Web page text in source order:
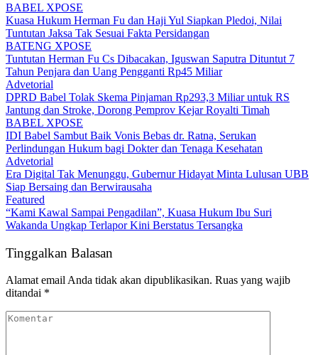
BABEL XPOSE
Kuasa Hukum Herman Fu dan Haji Yul Siapkan Pledoi, Nilai
Tuntutan Jaksa Tak Sesuai Fakta Persidangan
BATENG XPOSE
Tuntutan Herman Fu Cs Dibacakan, Iguswan Saputra Dituntut 7
Tahun Penjara dan Uang Pengganti Rp45 Miliar
Advetorial
DPRD Babel Tolak Skema Pinjaman Rp293,3 Miliar untuk RS
Jantung dan Stroke, Dorong Pemprov Kejar Royalti Timah
BABEL XPOSE
IDI Babel Sambut Baik Vonis Bebas dr. Ratna, Serukan
Perlindungan Hukum bagi Dokter dan Tenaga Kesehatan
Advetorial
Era Digital Tak Menunggu, Gubernur Hidayat Minta Lulusan UBB
Siap Bersaing dan Berwirausaha
Featured
“Kami Kawal Sampai Pengadilan”, Kuasa Hukum Ibu Suri
Wakanda Ungkap Terlapor Kini Berstatus Tersangka
Tinggalkan Balasan
Alamat email Anda tidak akan dipublikasikan. Ruas yang wajib
ditandai *